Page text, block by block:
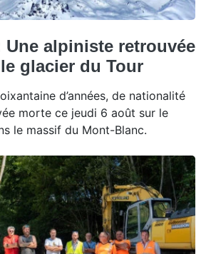
Une alpiniste retrouvée
glacier du Tour
d’années, de nationalité
morte ce jeudi 6 août sur le
le massif du Mont-Blanc.